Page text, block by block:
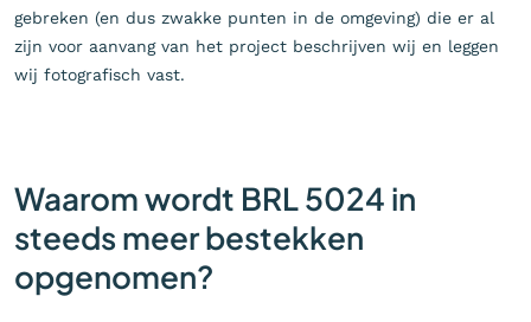
gebreken (en dus zwakke punten in de omgeving) die er al
zijn voor aanvang van het project beschrijven wij en leggen
wij fotografisch vast.
Waarom wordt BRL 5024 in
steeds meer bestekken
opgenomen?